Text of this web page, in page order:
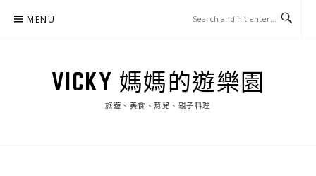
MENU
VICKY 媽媽的遊樂園
旅遊、美食、育兒、親子料理